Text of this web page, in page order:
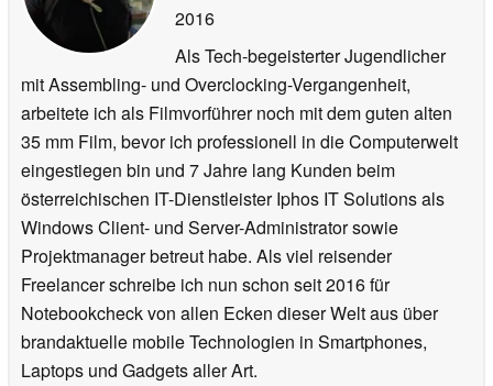
2016
Als Tech-begeisterter Jugendlicher
mit Assembling- und Overclocking-Vergangenheit,
arbeitete ich als Filmvorführer noch mit dem guten alten
35 mm Film, bevor ich professionell in die Computerwelt
eingestiegen bin und 7 Jahre lang Kunden beim
österreichischen IT-Dienstleister Iphos IT Solutions als
Windows Client- und Server-Administrator sowie
Projektmanager betreut habe. Als viel reisender
Freelancer schreibe ich nun schon seit 2016 für
Notebookcheck von allen Ecken dieser Welt aus über
brandaktuelle mobile Technologien in Smartphones,
Laptops und Gadgets aller Art.